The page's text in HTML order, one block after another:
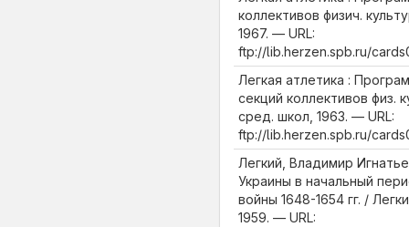
коллективов физич.
1967. — URL:
ftp://lib.herzen.spb.ru/
Легкая атлетика :
секций коллективов физ.
сред. школ, 1963. — URL:
ftp://lib.herzen.spb.ru/
Легкий, Владимир
Украины в начальный
войны 1648-1654 гг. /
1959. — URL: